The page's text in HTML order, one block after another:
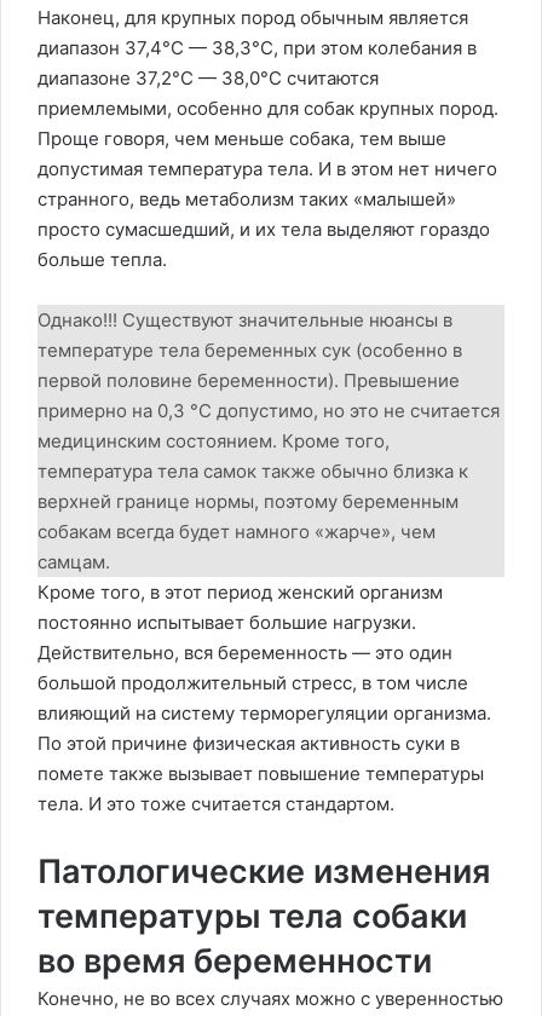
Наконец, для крупных пород обычным является
диапазон 37,4°C — 38,3°C, при этом колебания в
диапазоне 37,2°C — 38,0°C считаются
приемлемыми, особенно для собак крупных пород.
Проще говоря, чем меньше собака, тем выше
допустимая температура тела. И в этом нет ничего
странного, ведь метаболизм таких «малышей»
просто сумасшедший, и их тела выделяют гораздо
больше тепла.
Однако!!! Существуют значительные нюансы в
температуре тела беременных сук (особенно в
первой половине беременности). Превышение
примерно на 0,3 °C допустимо, но это не считается
медицинским состоянием. Кроме того,
температура тела самок также обычно близка к
верхней границе нормы, поэтому беременным
собакам всегда будет намного «жарче», чем
самцам.
Кроме того, в этот период женский организм
постоянно испытывает большие нагрузки.
Действительно, вся беременность — это один
большой продолжительный стресс, в том числе
влияющий на систему терморегуляции организма.
По этой причине физическая активность суки в
помете также вызывает повышение температуры
тела. И это тоже считается стандартом.
Патологические изменения
температуры тела собаки
во время беременности
Конечно, не во всех случаях можно с уверенностью